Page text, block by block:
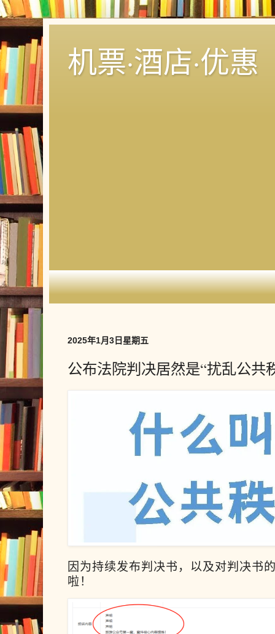
机票·酒店·优惠
2025年1月3日星期五
公布法院判决居然是“扰乱公共
因为持续发布判决书，以及对判决书
啦！